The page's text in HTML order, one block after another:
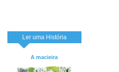
Ler uma História
A macieira